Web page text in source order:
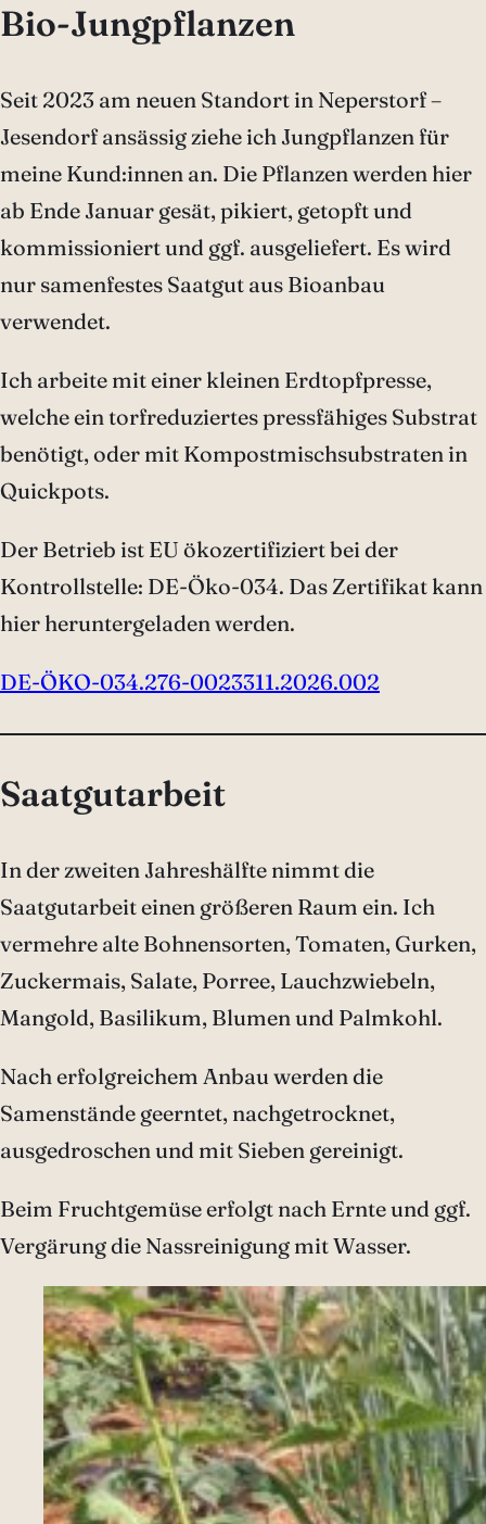
Bio-Jungpflanzen
Seit 2023 am neuen Standort in Neperstorf –
Jesendorf ansässig ziehe ich Jungpflanzen für
meine Kund:innen an. Die Pflanzen werden hier
ab Ende Januar gesät, pikiert, getopft und
kommissioniert und ggf. ausgeliefert. Es wird
nur samenfestes Saatgut aus Bioanbau
verwendet.
Ich arbeite mit einer kleinen Erdtopfpresse,
welche ein torfreduziertes pressfähiges Substrat
benötigt, oder mit Kompostmischsubstraten in
Quickpots.
Der Betrieb ist EU ökozertifiziert bei der
Kontrollstelle: DE-Öko-034. Das Zertifikat kann
hier heruntergeladen werden.
DE-ÖKO-034.276-0023311.2026.002
Saatgutarbeit
In der zweiten Jahreshälfte nimmt die
Saatgutarbeit einen größeren Raum ein. Ich
vermehre alte Bohnensorten, Tomaten, Gurken,
Zuckermais, Salate, Porree, Lauchzwiebeln,
Mangold, Basilikum, Blumen und Palmkohl.
Nach erfolgreichem Anbau werden die
Samenstände geerntet, nachgetrocknet,
ausgedroschen und mit Sieben gereinigt.
Beim Fruchtgemüse erfolgt nach Ernte und ggf.
Vergärung die Nassreinigung mit Wasser.